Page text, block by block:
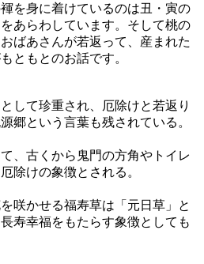
を身に着けているのは丑・寅の
あらわしています。そして桃の
ばあさんが若返って、産まれた
ともとのお話です。
して珍重され、厄除けと若返り
郷という言葉も残されている。
、古くから鬼門の方角やトイレ
除けの象徴とされる。
咲かせる福寿草は「元日草」と
寿幸福をもたらす象徴としても